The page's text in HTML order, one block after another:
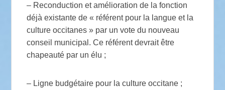
– Reconduction et amélioration de la fonction
déjà existante de « référent pour la langue et la
culture occitanes » par un vote du nouveau
conseil municipal. Ce référent devrait être
chapeauté par un élu ;
– Ligne budgétaire pour la culture occitane ;